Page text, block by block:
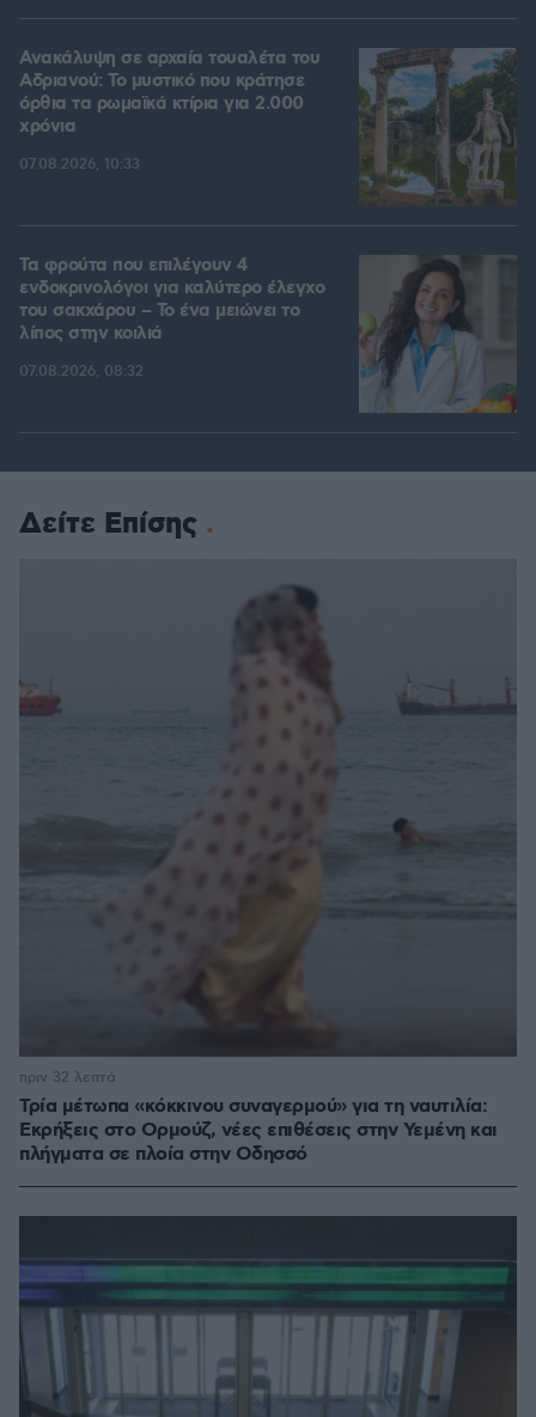
Ανακάλυψη σε αρχαία τουαλέτα του
Αδριανού: Το μυστικό που κράτησε
όρθια τα ρωμαϊκά κτίρια για 2.000
χρόνια
07.08.2026, 10:33
Τα φρούτα που επιλέγουν 4
ενδοκρινολόγοι για καλύτερο έλεγχο
του σακχάρου – Το ένα μειώνει το
λίπος στην κοιλιά
07.08.2026, 08:32
Δείτε Επίσης
Τρία μέτωπα «κόκκινου συναγερμού» για τη ναυτιλία:
Εκρήξεις στο Ορμούζ, νέες επιθέσεις στην Υεμένη και
πλήγματα σε πλοία στην Οδησσό
πριν 32 λεπτά